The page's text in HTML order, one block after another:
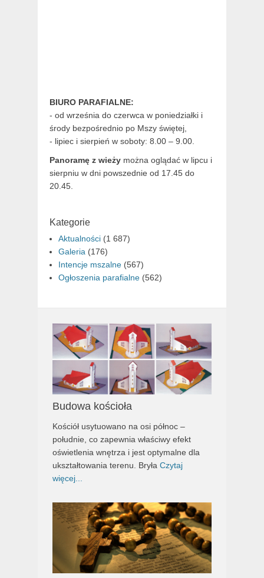
BIURO PARAFIALNE:
- od września do czerwca w poniedziałki i
środy bezpośrednio po Mszy świętej,
- lipiec i sierpień w soboty: 8.00 – 9.00.
Panoramę z wieży można oglądać w lipcu i
sierpniu w dni powszednie od 17.45 do
20.45.
Kategorie
Aktualności (1 687)
Galeria (176)
Intencje mszalne (567)
Ogłoszenia parafialne (562)
Budowa kościoła
Kościół usytuowano na osi północ –
południe, co zapewnia właściwy efekt
oświetlenia wnętrza i jest optymalne dla
ukształtowania terenu. Bryła Czytaj
więcej...